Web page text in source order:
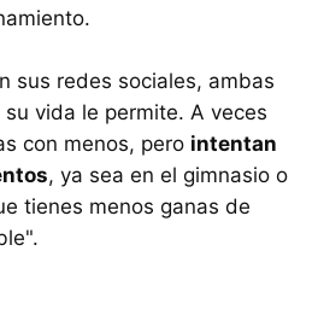
sus redes sociales, ambas
vida le permite. A veces
con menos, pero intentan
, ya sea en el gimnasio o
tienes menos ganas de